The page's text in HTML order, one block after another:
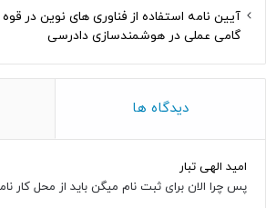
آیین نامه استفاده از فناوری های نوین در
گامی عملی در هوشمندسازی دادرسی
دیدگاه ها
امید الهی تبار
پس چرا الان برای ثبت نام میگن باید از محل کار